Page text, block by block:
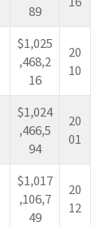
89
$1,025
,468,2
16
20
10
$1,024
,466,5
94
20
01
$1,017
,106,7
49
20
12